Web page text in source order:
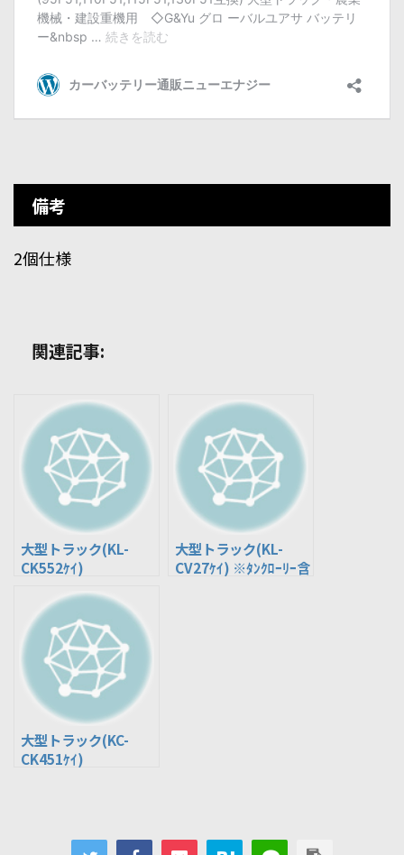
備考
2個仕様
関連記事:
大型トラック(KL-
CK552ｹｲ)
大型トラック(KL-
CV27ｹｲ) ※ﾀﾝｸﾛｰﾘｰ含
大型トラック(KC-
CK451ｹｲ)